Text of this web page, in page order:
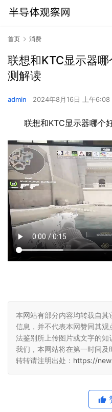
首页 消费
联想和KTC显示器
测解读
admin 2024年8月16日 上午6:08
联想和KTC显示器哪个
本网站有部分内容均转载自
信息，并不代表本网赞同其
法鉴别所上传图片或文字的
我们，本网站将在第一时间及
转转请注明出处： https://